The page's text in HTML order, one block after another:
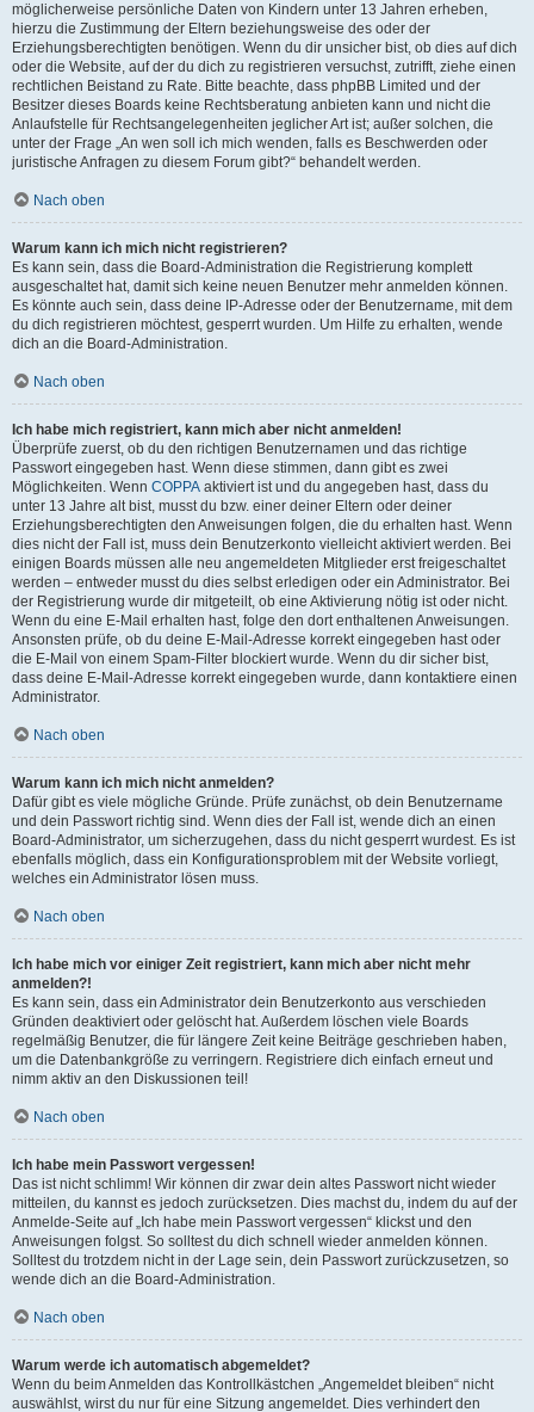
möglicherweise persönliche Daten von Kindern unter 13 Jahren erheben,
hierzu die Zustimmung der Eltern beziehungsweise des oder der
Erziehungsberechtigten benötigen. Wenn du dir unsicher bist, ob dies auf dich
oder die Website, auf der du dich zu registrieren versuchst, zutrifft, ziehe einen
rechtlichen Beistand zu Rate. Bitte beachte, dass phpBB Limited und der
Besitzer dieses Boards keine Rechtsberatung anbieten kann und nicht die
Anlaufstelle für Rechtsangelegenheiten jeglicher Art ist; außer solchen, die
unter der Frage „An wen soll ich mich wenden, falls es Beschwerden oder
juristische Anfragen zu diesem Forum gibt?“ behandelt werden.
Nach oben
Warum kann ich mich nicht registrieren?
Es kann sein, dass die Board-Administration die Registrierung komplett
ausgeschaltet hat, damit sich keine neuen Benutzer mehr anmelden können.
Es könnte auch sein, dass deine IP-Adresse oder der Benutzername, mit dem
du dich registrieren möchtest, gesperrt wurden. Um Hilfe zu erhalten, wende
dich an die Board-Administration.
Nach oben
Ich habe mich registriert, kann mich aber nicht anmelden!
Überprüfe zuerst, ob du den richtigen Benutzernamen und das richtige
Passwort eingegeben hast. Wenn diese stimmen, dann gibt es zwei
Möglichkeiten. Wenn COPPA aktiviert ist und du angegeben hast, dass du
unter 13 Jahre alt bist, musst du bzw. einer deiner Eltern oder deiner
Erziehungsberechtigten den Anweisungen folgen, die du erhalten hast. Wenn
dies nicht der Fall ist, muss dein Benutzerkonto vielleicht aktiviert werden. Bei
einigen Boards müssen alle neu angemeldeten Mitglieder erst freigeschaltet
werden – entweder musst du dies selbst erledigen oder ein Administrator. Bei
der Registrierung wurde dir mitgeteilt, ob eine Aktivierung nötig ist oder nicht.
Wenn du eine E-Mail erhalten hast, folge den dort enthaltenen Anweisungen.
Ansonsten prüfe, ob du deine E-Mail-Adresse korrekt eingegeben hast oder
die E-Mail von einem Spam-Filter blockiert wurde. Wenn du dir sicher bist,
dass deine E-Mail-Adresse korrekt eingegeben wurde, dann kontaktiere einen
Administrator.
Nach oben
Warum kann ich mich nicht anmelden?
Dafür gibt es viele mögliche Gründe. Prüfe zunächst, ob dein Benutzername
und dein Passwort richtig sind. Wenn dies der Fall ist, wende dich an einen
Board-Administrator, um sicherzugehen, dass du nicht gesperrt wurdest. Es ist
ebenfalls möglich, dass ein Konfigurationsproblem mit der Website vorliegt,
welches ein Administrator lösen muss.
Nach oben
Ich habe mich vor einiger Zeit registriert, kann mich aber nicht mehr
anmelden?!
Es kann sein, dass ein Administrator dein Benutzerkonto aus verschieden
Gründen deaktiviert oder gelöscht hat. Außerdem löschen viele Boards
regelmäßig Benutzer, die für längere Zeit keine Beiträge geschrieben haben,
um die Datenbankgröße zu verringern. Registriere dich einfach erneut und
nimm aktiv an den Diskussionen teil!
Nach oben
Ich habe mein Passwort vergessen!
Das ist nicht schlimm! Wir können dir zwar dein altes Passwort nicht wieder
mitteilen, du kannst es jedoch zurücksetzen. Dies machst du, indem du auf der
Anmelde-Seite auf „Ich habe mein Passwort vergessen“ klickst und den
Anweisungen folgst. So solltest du dich schnell wieder anmelden können.
Solltest du trotzdem nicht in der Lage sein, dein Passwort zurückzusetzen, so
wende dich an die Board-Administration.
Nach oben
Warum werde ich automatisch abgemeldet?
Wenn du beim Anmelden das Kontrollkästchen „Angemeldet bleiben“ nicht
auswählst, wirst du nur für eine Sitzung angemeldet. Dies verhindert den